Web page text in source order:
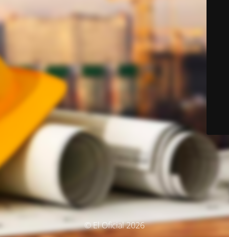
© El Oficial 2026